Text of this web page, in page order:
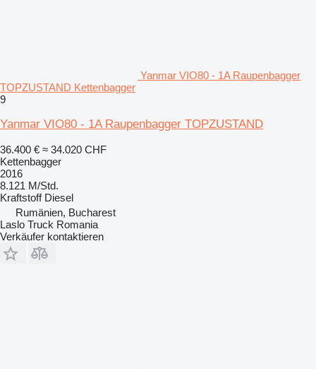
Yanmar VIO80 - 1A Raupenbagger
TOPZUSTAND Kettenbagger
9
Yanmar VIO80 - 1A Raupenbagger TOPZUSTAND
36.400 € ≈ 34.020 CHF
Kettenbagger
2016
8.121 M/Std.
Kraftstoff Diesel
Rumänien, Bucharest
Laslo Truck Romania
Verkäufer kontaktieren